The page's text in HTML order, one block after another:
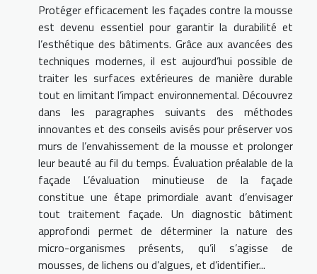
Protéger efficacement les façades contre la mousse
est devenu essentiel pour garantir la durabilité et
l’esthétique des bâtiments. Grâce aux avancées des
techniques modernes, il est aujourd’hui possible de
traiter les surfaces extérieures de manière durable
tout en limitant l’impact environnemental. Découvrez
dans les paragraphes suivants des méthodes
innovantes et des conseils avisés pour préserver vos
murs de l’envahissement de la mousse et prolonger
leur beauté au fil du temps. Évaluation préalable de la
façade L’évaluation minutieuse de la façade
constitue une étape primordiale avant d’envisager
tout traitement façade. Un diagnostic bâtiment
approfondi permet de déterminer la nature des
micro-organismes présents, qu’il s’agisse de
mousses, de lichens ou d’algues, et d’identifier...